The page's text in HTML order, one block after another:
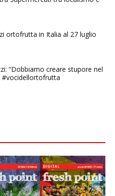
ortofrutta in Italia al 27 luglio
“Dobbiamo creare stupore nel
#vocidellortofrutta